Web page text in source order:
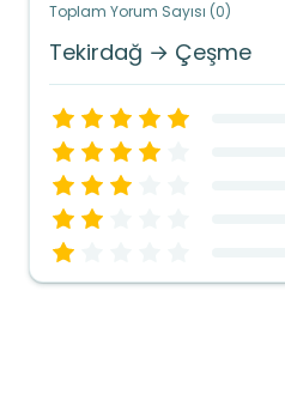
Toplam Yorum Sayısı (0)
Tekirdağ → Çeşme